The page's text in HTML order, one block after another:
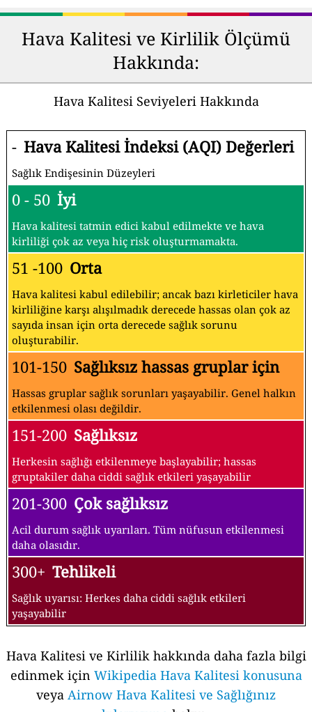
Hava Kalitesi ve Kirlilik Ölçümü
Hakkında:
Hava Kalitesi Seviyeleri Hakkında
- Hava Kalitesi İndeksi (AQI) Değerleri
Sağlık Endişesinin Düzeyleri
0 - 50 İyi
Hava kalitesi tatmin edici kabul edilmekte ve hava
kirliliği çok az veya hiç risk oluşturmamakta.
51 -100 Orta
Hava kalitesi kabul edilebilir; ancak bazı kirleticiler hava
kirliliğine karşı alışılmadık derecede hassas olan çok az
sayıda insan için orta derecede sağlık sorunu
oluşturabilir.
101-150 Sağlıksız hassas gruplar için
Hassas gruplar sağlık sorunları yaşayabilir. Genel halkın
etkilenmesi olası değildir.
151-200 Sağlıksız
Herkesin sağlığı etkilenmeye başlayabilir; hassas
gruptakiler daha ciddi sağlık etkileri yaşayabilir
201-300 Çok sağlıksız
Acil durum sağlık uyarıları. Tüm nüfusun etkilenmesi
daha olasıdır.
300+ Tehlikeli
Sağlık uyarısı: Herkes daha ciddi sağlık etkileri
yaşayabilir
Hava Kalitesi ve Kirlilik hakkında daha fazla bilgi
edinmek için Wikipedia Hava Kalitesi konusuna
veya Airnow Hava Kalitesi ve Sağlığınız